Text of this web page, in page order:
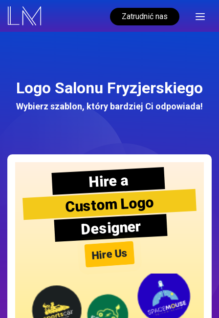
Zatrudnić nas
Logo Salonu Fryzjerskiego
Wybierz szablon, który bardziej Ci odpowiada!
Hire a
Custom Logo
Designer
Hire Us